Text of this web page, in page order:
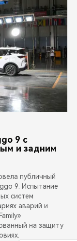
9 с
и задним
публичный
9. Испытание
систем
аварий и
на защиту